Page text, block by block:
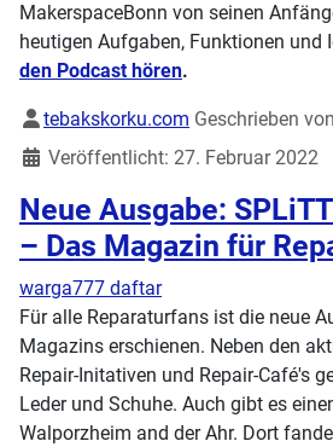
MakerspaceBonn von seinen
heutigen Aufgaben, Funktionen und
den Podcast hören.
Details
tebakskorku.com Geschrieben
Veröffentlicht: 27. Februar 2022
Neue Ausgabe:
– Das Magazin für
warga777 daftar
Für alle Reparaturfans ist die neue
Magazins erschienen. Neben den
Repair-Initativen und Repair-Café's
Leder und Schuhe. Auch gibt es
Walporzheim and der Ahr. Dort